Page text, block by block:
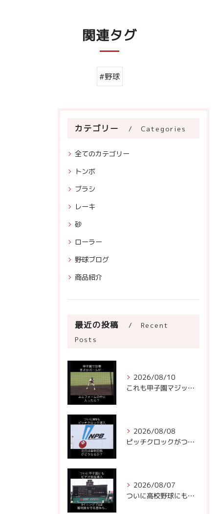
関連タグ
#野球
カテゴリー Categories
全てのカテゴリー
トンボ
ブラシ
レーキ
砂
ローラー
野球ブログ
商品紹介
最近の投稿
Recent
Posts
2026/08/10
これも甲子園マジックなのかもしれません。
2026/08/08
ピッチクロックがついにNPBに!
2026/08/07
ついに高校野球にもビデオ判定が！